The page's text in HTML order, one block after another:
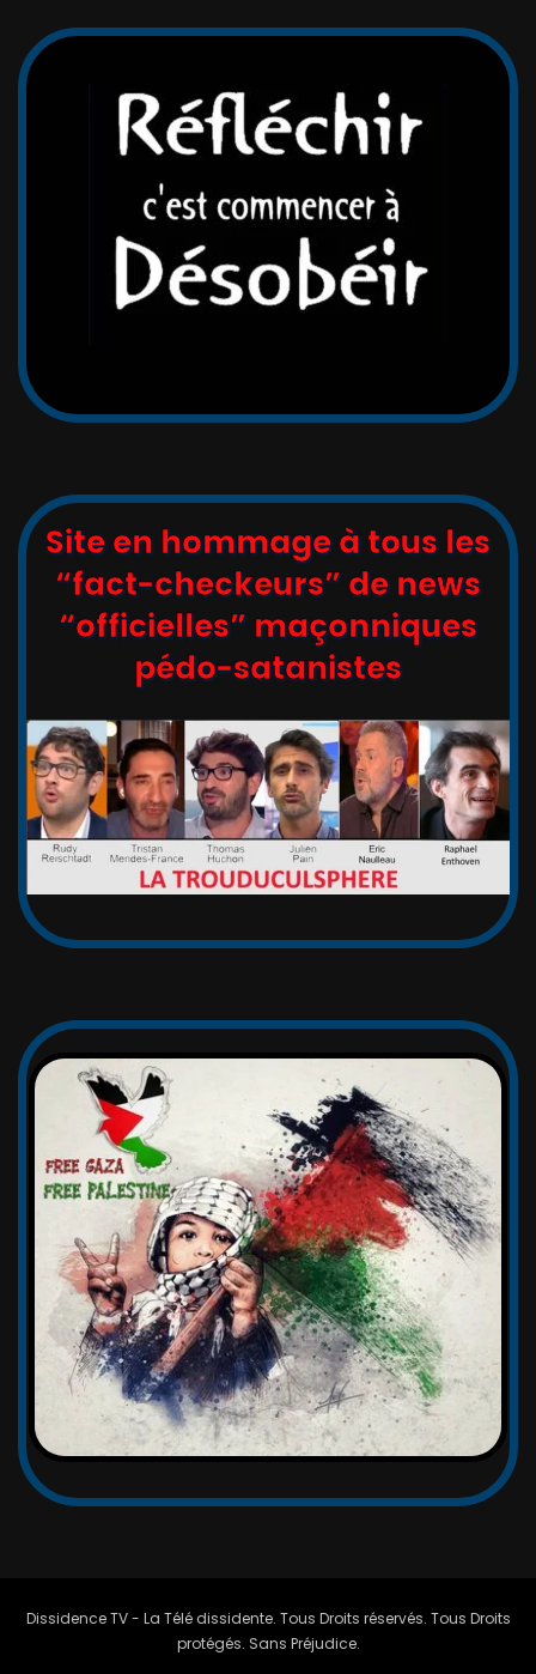
Site en hommage à tous les
“fact-checkeurs” de news
“officielles” maçonniques
pédo-satanistes
Dissidence TV - La Télé dissidente. Tous Droits réservés. Tous Droits
protégés. Sans Préjudice.